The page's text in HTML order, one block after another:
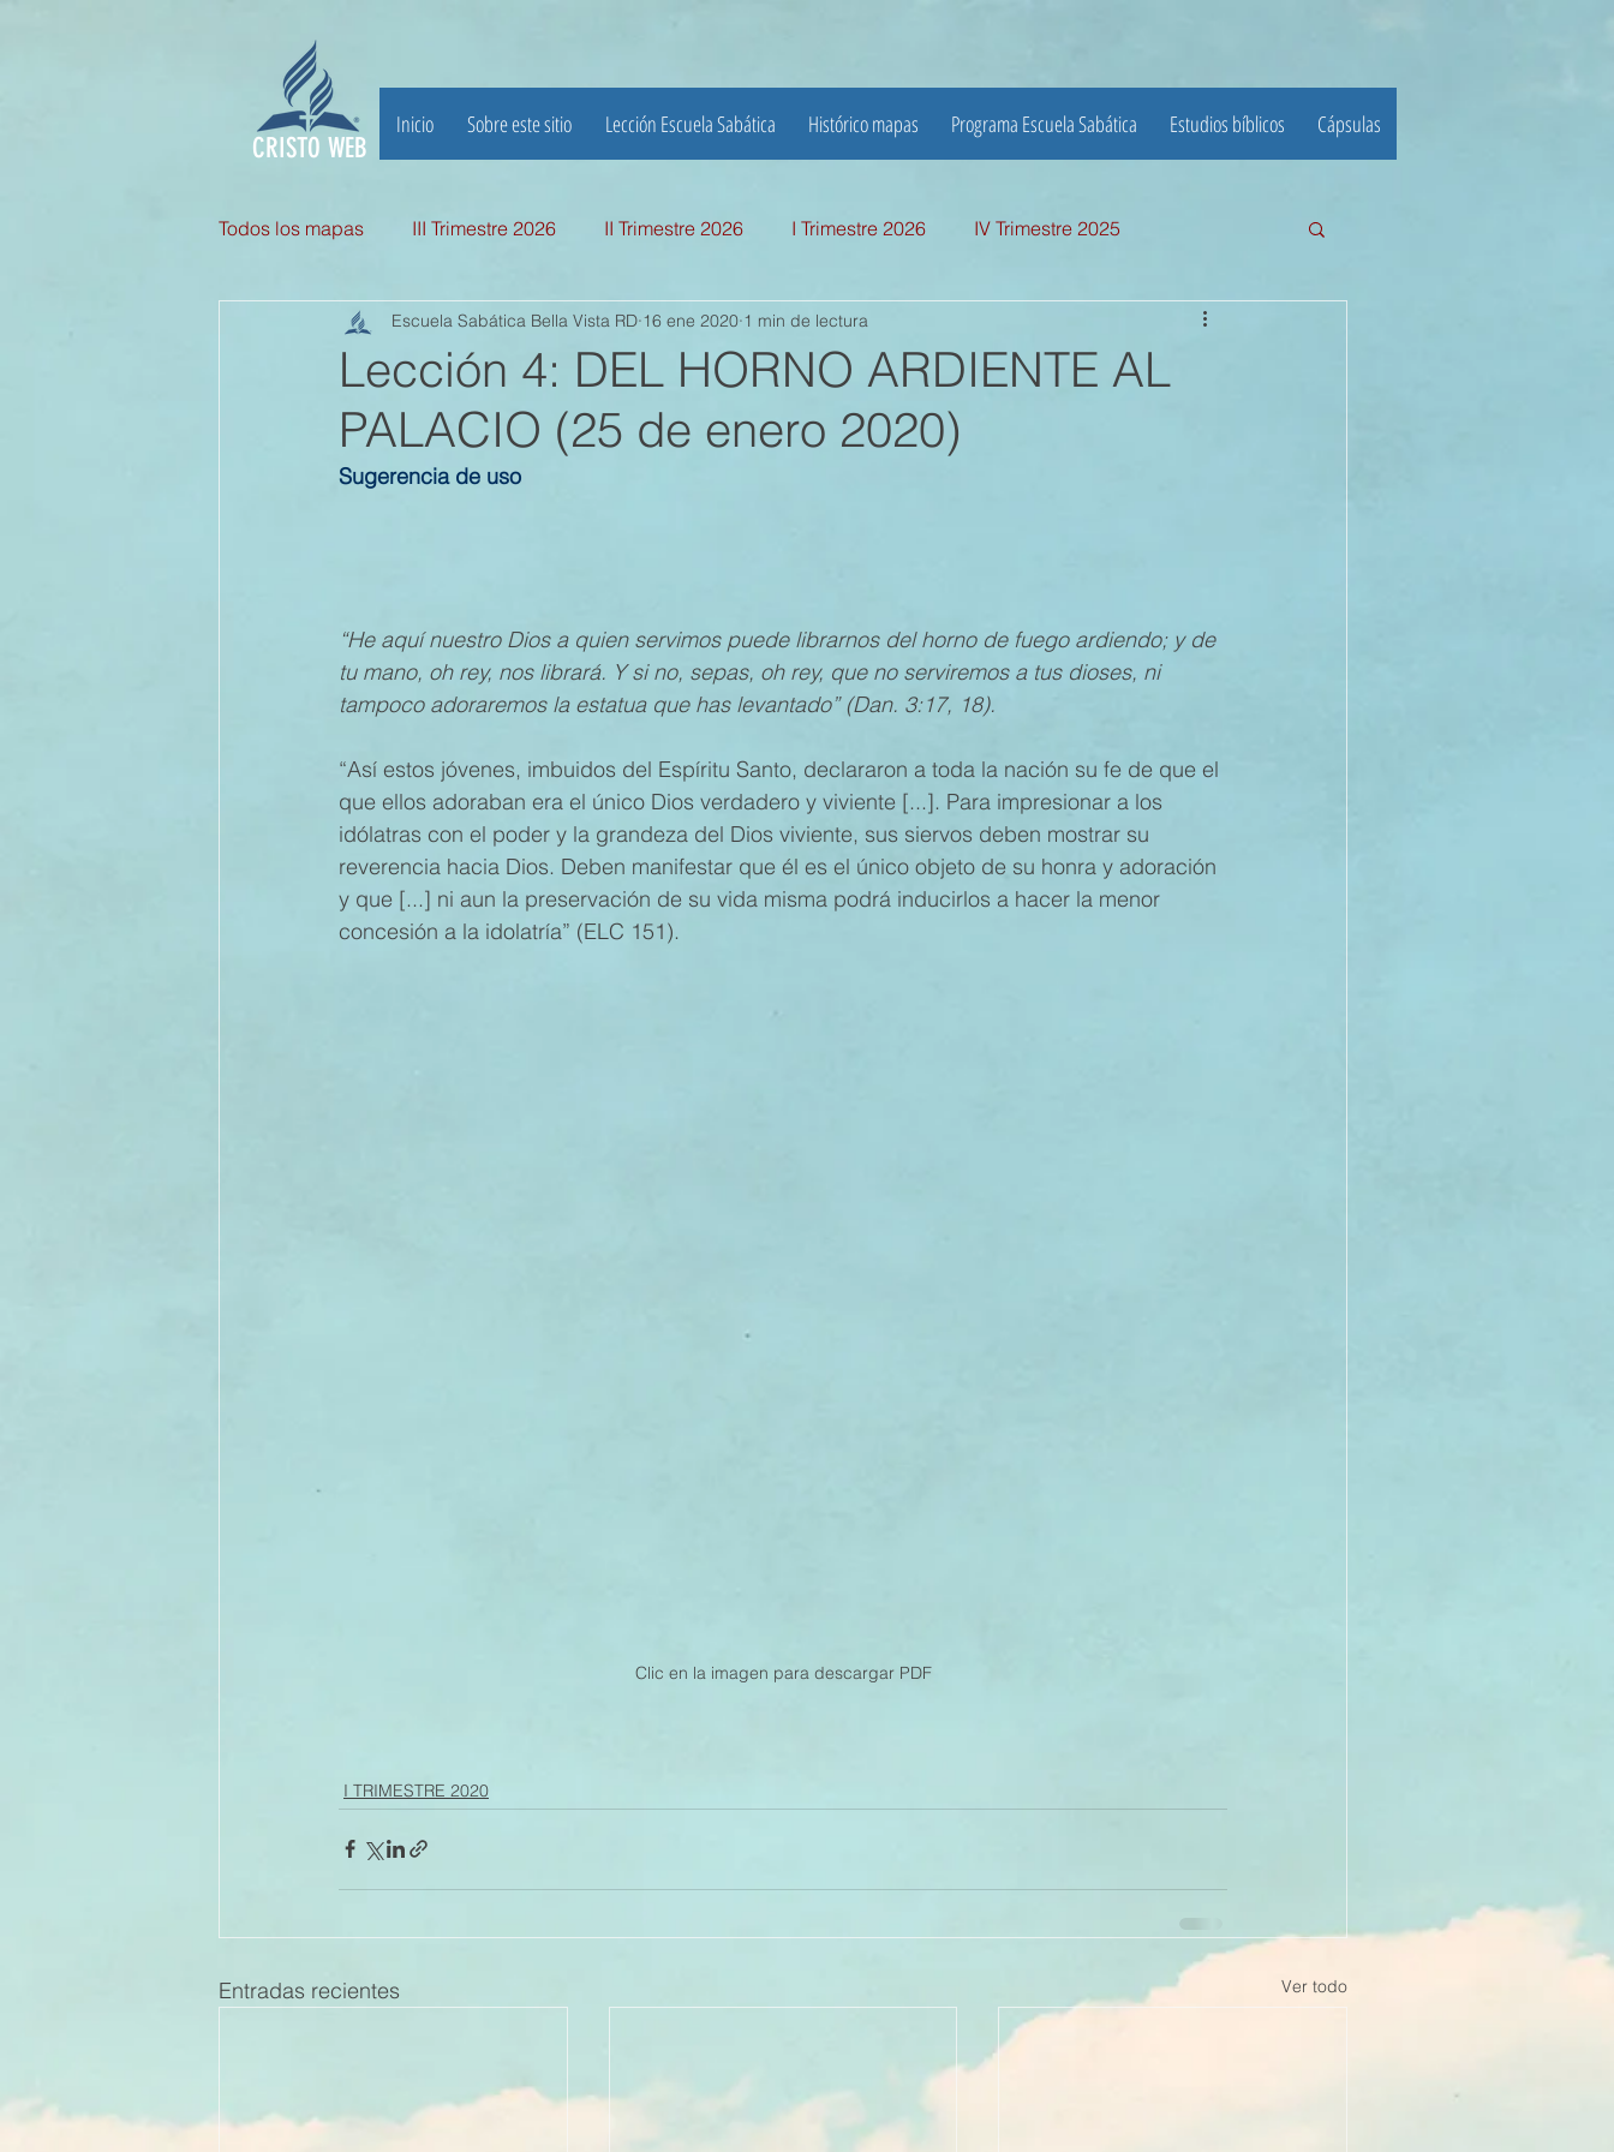
CRISTO WEB
Inicio Sobre este sitio Lección Escuela Sabática Histórico mapas Programa Escuela Sabática Estudios bíblicos Cápsulas
Todos los mapas III Trimestre 2026 II Trimestre 2026 I Trimestre 2026 IV Trimestre 2025
III TRIMESTRE 2025 II Trimestre 2025 I TRIMESTRE 2025 III TRIMESTRE 2024
II TRIMESTRE 2024 I TRIMESTRE 2024 IV TRIMESTRE 2023 III TRIMESTRE 2023
II TRIMESTRE 2021 I TRIMESTRE 2021 IV TRIMESTRE 2020 III TRIMESTRE 2020
II TRIMESTRE 2020 I TRIMESTRE 2020 IV TRIMESTRE 2019 III TRIMESTRE 2019
II TRIMESTRE 2019
Lección 4: DEL HORNO ARDIENTE AL
PALACIO (25 de enero 2020)
Escuela Sabática Bella Vista RD 16 ene 2020 1 min de lectura
Sugerencia de uso
“He aquí nuestro Dios a quien servimos puede librarnos del horno de fuego ardiendo; y de
tu mano, oh rey, nos librará. Y si no, sepas, oh rey, que no serviremos a tus dioses, ni
tampoco adoraremos la estatua que has levantado” (Dan. 3:17, 18).
“Así estos jóvenes, imbuidos del Espíritu Santo, declararon a toda la nación su fe de que el
que ellos adoraban era el único Dios verdadero y viviente [...]. Para impresionar a los
idólatras con el poder y la grandeza del Dios viviente, sus siervos deben mostrar su
reverencia hacia Dios. Deben manifestar que él es el único objeto de su honra y adoración
y que [...] ni aun la preservación de su vida misma podrá inducirlos a hacer la menor
concesión a la idolatría” (ELC 151).
Clic en la imagen para descargar PDF
I TRIMESTRE 2020
Entradas recientes Ver todo